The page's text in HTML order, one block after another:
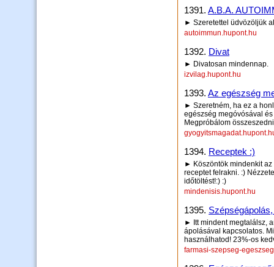
1391. A.B.A.
► Szeretettel üdvözöljük
autoimmun.hupont.hu
1392. Divat
► Divatosan mindennap.
izvilag.hupont.hu
1393. Az egészség
► Szeretném, ha ez a
egészség megóvósával
Megpróbálom
1394. Receptek :)
► Köszöntök mindenkit
receptet felrakni. :)
időtöltést!:) :)
mindenisis.hupont.hu
1395.
► Itt mindent megtalálsz,
ápolásával kapcsolatos.
használhatod! 23%-os
farmasi-szepseg-